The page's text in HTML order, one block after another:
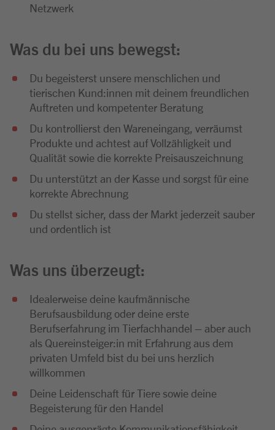
Netzwerk
Was du bei uns bewegst:
Du begeisterst unsere menschlichen und
tierischen Kund:innen mit deinem freundlichen
Auftreten und kompetenter Beratung
Du kontrollierst den Wareneingang, verräumst
Produkte und achtest auf Vollzähligkeit und
Qualität sowie die korrekte Preisauszeichnung
Du unterstützt an der Kasse und sorgst für eine
korrekte Abrechnung
Du stellst sicher, dass der Markt jederzeit sauber
und ordentlich ist
Was uns überzeugt:
Idealerweise deine kaufmännische
Berufsausbildung oder deine erste
Berufserfahrung im Tierfachhandel – aber auch
als Quereinsteiger:in mit Erfahrung aus dem
privaten Umfeld bist du bei uns herzlich
willkommen
Deine Leidenschaft für Tiere sowie deine
Begeisterung für den Handel